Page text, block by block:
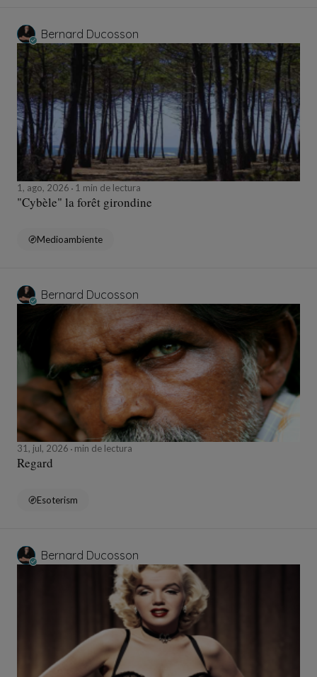
Bernard Ducosson
1, ago, 2026 1 min de lectura
"Cybèle" la forêt girondine
Medioambiente
Bernard Ducosson
31, jul, 2026 min de lectura
Regard
Esoterism
Bernard Ducosson